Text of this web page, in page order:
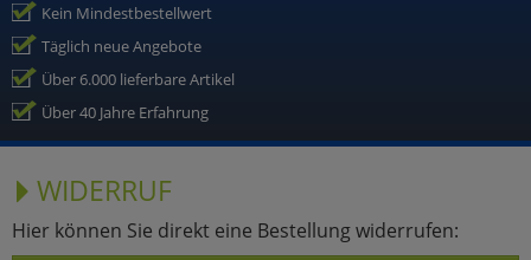
Kein Mindestbestellwert
Täglich neue Angebote
Über 6.000 lieferbare Artikel
Über 40 Jahre Erfahrung
WIDERRUF
Hier können Sie direkt eine Bestellung widerrufen: